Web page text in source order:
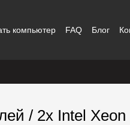
компьютер FAQ Блог
/ 2х Intel